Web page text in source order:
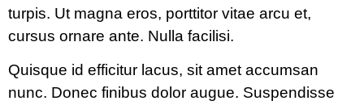
turpis. Ut magna eros, porttitor vitae arcu et,
cursus ornare ante. Nulla facilisi.
Quisque id efficitur lacus, sit amet accumsan
nunc. Donec finibus dolor augue. Suspendisse